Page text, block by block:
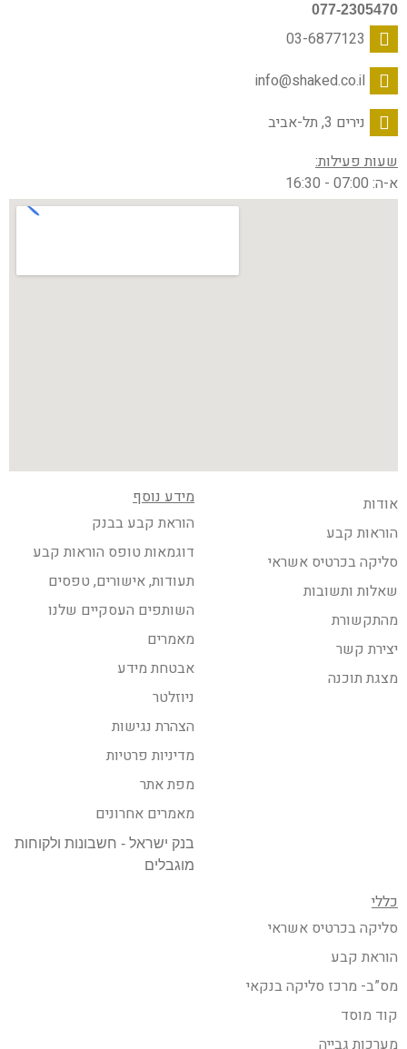
077-2305470
03-6877123
info@shaked.co.il
נירים 3, תל-אביב
שעות פעילות:
א-ה: 07:00 - 16:30
אודות
הוראות קבע
סליקה בכרטיס אשראי
שאלות ותשובות
מהתקשורת
יצירת קשר
מצגת תוכנה
מידע נוסף
הוראת קבע בבנק
דוגמאות טופס הוראות קבע
תעודות, אישורים, טפסים
השותפים העסקיים שלנו
מאמרים
אבטחת מידע
ניוזלטר
הצהרת נגישות
מדיניות פרטיות
מפת אתר
מאמרים אחרונים
בנק ישראל - חשבונות ולקוחות
מוגבלים
כללי
סליקה בכרטיס אשראי
הוראת קבע
מס”ב- מרכז סליקה בנקאי
קוד מוסד
מערכות גבייה